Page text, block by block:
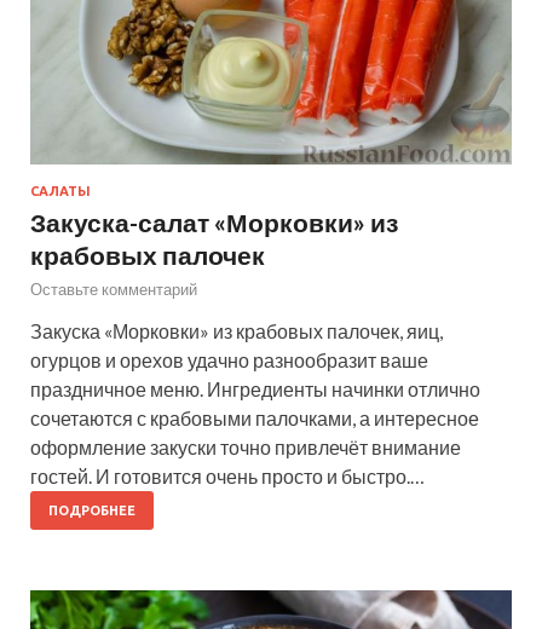
САЛАТЫ
Закуска-салат «Морковки» из
крабовых палочек
Оставьте комментарий
Закуска «Морковки» из крабовых палочек, яиц,
огурцов и орехов удачно разнообразит ваше
праздничное меню. Ингредиенты начинки отлично
сочетаются с крабовыми палочками, а интересное
оформление закуски точно привлечёт внимание
гостей. И готовится очень просто и быстро.…
ПОДРОБНЕЕ